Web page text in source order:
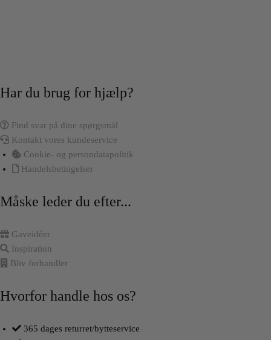
Har du brug for hjælp?
Find svar på dine spørgsmål
Kontakt vores kundeservice
Cookie- og persondatapolitik
Handelsbetingelser
Måske leder du efter...
Gaveidéer
Inspiration
Bliv forhandler
Hvorfor handle hos os?
365 dages returret/bytteservice